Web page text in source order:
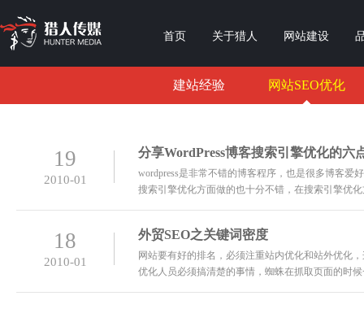
首页 关于猎人 网站建设
建站经验 网站SEO优化
19
2010-01
分享WordPress博客搜索引擎优化的六
wordpress是非常不错的博客程序，也是很多博客爱
搜索引擎优化方面做的也十分不错，在搜索引擎优
18
2010-01
外贸SEO之关键词密度
网站要有好的排名，必须注重站内优化和站外优化
优化人员必须搞清楚的事情，蜘蛛在抓取页面的时